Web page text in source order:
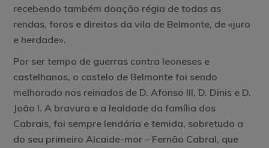
recebendo também doação régia de todas as
rendas, foros e direitos da vila de Belmonte, de «juro
e herdade».
Por ser tempo de guerras contra leoneses e
castelhanos, o castelo de Belmonte foi sendo
melhorado nos reinados de D. Afonso III, D. Dinis e D.
João I. A bravura e a lealdade da família dos
Cabrais, foi sempre lendária e temida, sobretudo a
do seu primeiro Alcaide-mor – Fernão Cabral, que